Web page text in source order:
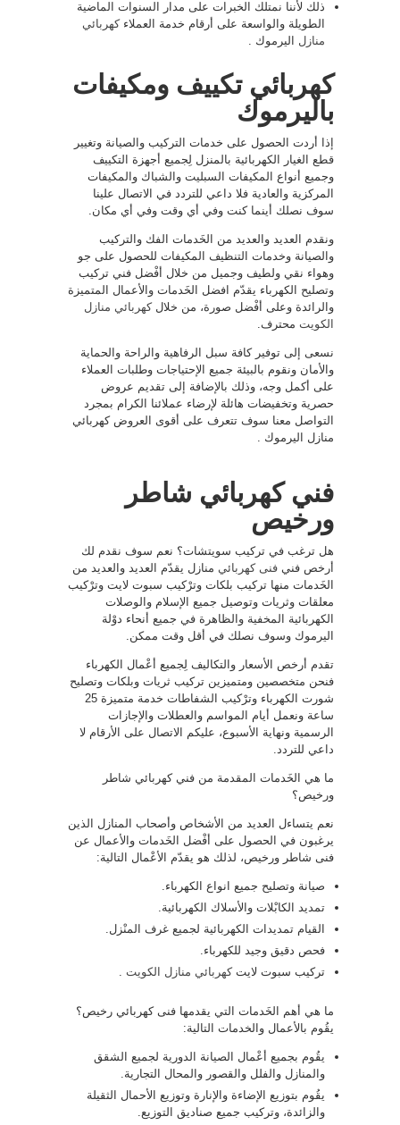
ذلك لأننا نمتلك الخبرات على مدار السنوات الماضية
الطويلة والواسعة على أرقام خدمة العملاءكهربائي
منازل اليرموك .
كهربائي تكييف ومكيفات
باليرموك
إذا أردت الحصول على خدمات التركيب والصيانة وتغيير
قطع الغيار الكهربائية بالمنزل لِجميع أجهزة التكييف
وجميع أنواع المكيفات السبليت والشباك والمكيفات
المركزية والعادية فلا داعي للتردد في الاتصال علينا
سوف نصلك أينما كنت وفي أي وقت وفي أي مكان.
ونقدم العديد والعديد من الخَدمات الفك والتركيب
والصيانة وخدمات التنظيف المكيفات للحصول على جو
وهواء نقي ولطيف وجميل من خلال أفْضل فني تركيب
وتصليح الكهرباء يقدّم افضل الخَدمات والأعمال المتميزة
والرائدة وعلى أفْضل صورة، من خلالكهربائي منازل
الكويت محترف.
نسعى إلى توفير كافة سبل الرفاهية والراحة والحماية
والأمان ونقوم بالبيئة جميع الإحتياجات وطلبات العملاء
على أكمل وجه، وذلك بالإضافة إلى تقديم عروض
حصرية وتخفيضات هائلة لإرضاء عملائنا الكرام بمجرد
التواصل معنا سوف تتعرف على أقوى العروض كهربائي
منازل اليرموك .
فني كهربائي شاطر
ورخيص
هل ترغب في تركيب سويتشات؟ نعم سوف نقدم لك
أرخص فني فنى كهربائي منازل يقدّم العديد والعديد من
الخَدمات منها تركيب بلكات وترْكيب سبوت لايت وترْكيب
معلقات وثريات وتوصيل جميع الإسلام والوصلات
الكهربائية المخفية والظاهرة في جميع أنحاء دوْلة
اليرموك وسوف نصلك في أقل وقت ممكن.
تقدم أرخص الأسعار والتكاليف لِجميع أعْمال الكهرباء
فنحن متخصصين ومتميزين تركيب ثريات وبلكات وتصليح
شورت الكهرباء وترْكيب الشفاطات خدمة متميزة 25
ساعة ونعمل أيام المواسم والعطلات والإجازات
الرسمية ونهاية الأسبوع، عليكم الاتصال على الأرقام لا
داعي للتردد.
ما هي الخَدمات المقدمة من فني كهربائي شاطر
ورخيص؟
نعم يتساءل العديد من الأشخاص وأصحاب المنازل الذين
يرغبون في الحصول على أفْضل الخَدمات والأعمال عن
فنى شاطر ورخيص، لذلك هو يقدّم الأعْمال التالية:
صيانة وتصليح جميع انواع الكهرباء.
تمديد الكابْلات والأسلاك الكهربائية.
القيام تمديدات الكهربائية لجميع غرف المنْزل.
فحص دقيق وجيد للكهرباء.
تركيب سبوت لايتكهربائي منازل الكويت
ما هي أهم الخَدمات التي يقدمها فنى كهربائي رخيص؟
يقُوم بالأعمال والخدمات التالية:
يقُوم بجميع أعْمال الصيانة الدورية لجميع الشقق
والمنازل والفلل والقصور والمحال التجارية.
يقُوم بتوزيع الإضاءة والإنارة وتوزيع الأحمال الثقيلة
والزائدة، وتركيب جميع صناديق التوزيع.